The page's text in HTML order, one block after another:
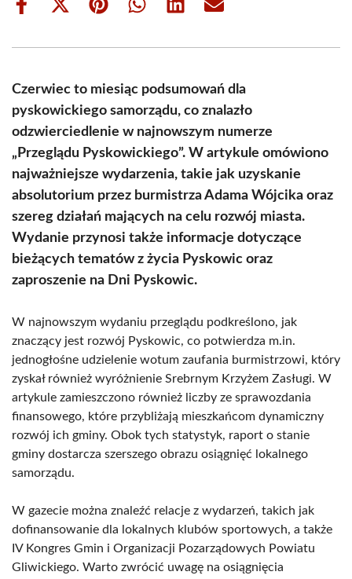
Share
Share
(Twitter)
Share Share Share Share
Czerwiec to miesiąc podsumowań dla
pyskowickiego samorządu, co znalazło
odzwierciedlenie w najnowszym numerze
„Przeglądu Pyskowickiego”. W artykule omówiono
najważniejsze wydarzenia, takie jak uzyskanie
absolutorium przez burmistrza Adama Wójcika oraz
szereg działań mających na celu rozwój miasta.
Wydanie przynosi także informacje dotyczące
bieżących tematów z życia Pyskowic oraz
zaproszenie na Dni Pyskowic.
W najnowszym wydaniu przeglądu podkreślono, jak
znaczący jest rozwój Pyskowic, co potwierdza m.in.
jednogłośne udzielenie wotum zaufania burmistrzowi, który
zyskał również wyróżnienie Srebrnym Krzyżem Zasługi. W
artykule zamieszczono również liczby ze sprawozdania
finansowego, które przybliżają mieszkańcom dynamiczny
rozwój ich gminy. Obok tych statystyk, raport o stanie
gminy dostarcza szerszego obrazu osiągnięć lokalnego
samorządu.
W gazecie można znaleźć relacje z wydarzeń, takich jak
dofinansowanie dla lokalnych klubów sportowych, a także
IV Kongres Gmin i Organizacji Pozarządowych Powiatu
Gliwickiego. Warto zwrócić uwagę na osiągnięcia